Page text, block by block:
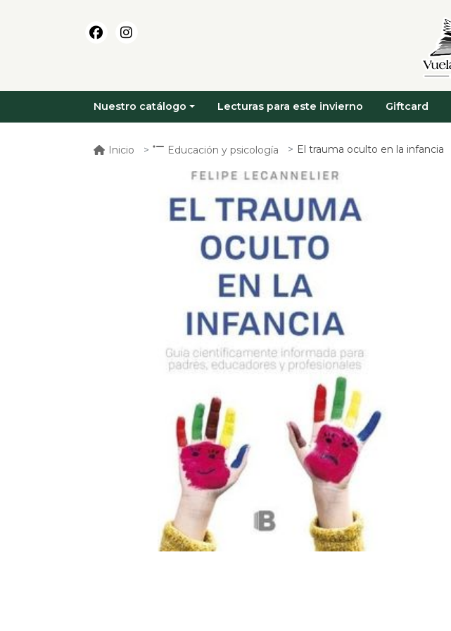
Nuestro catálogo Lecturas para este invierno Giftcard
Inicio Educación y psicología El trauma oculto en la infancia